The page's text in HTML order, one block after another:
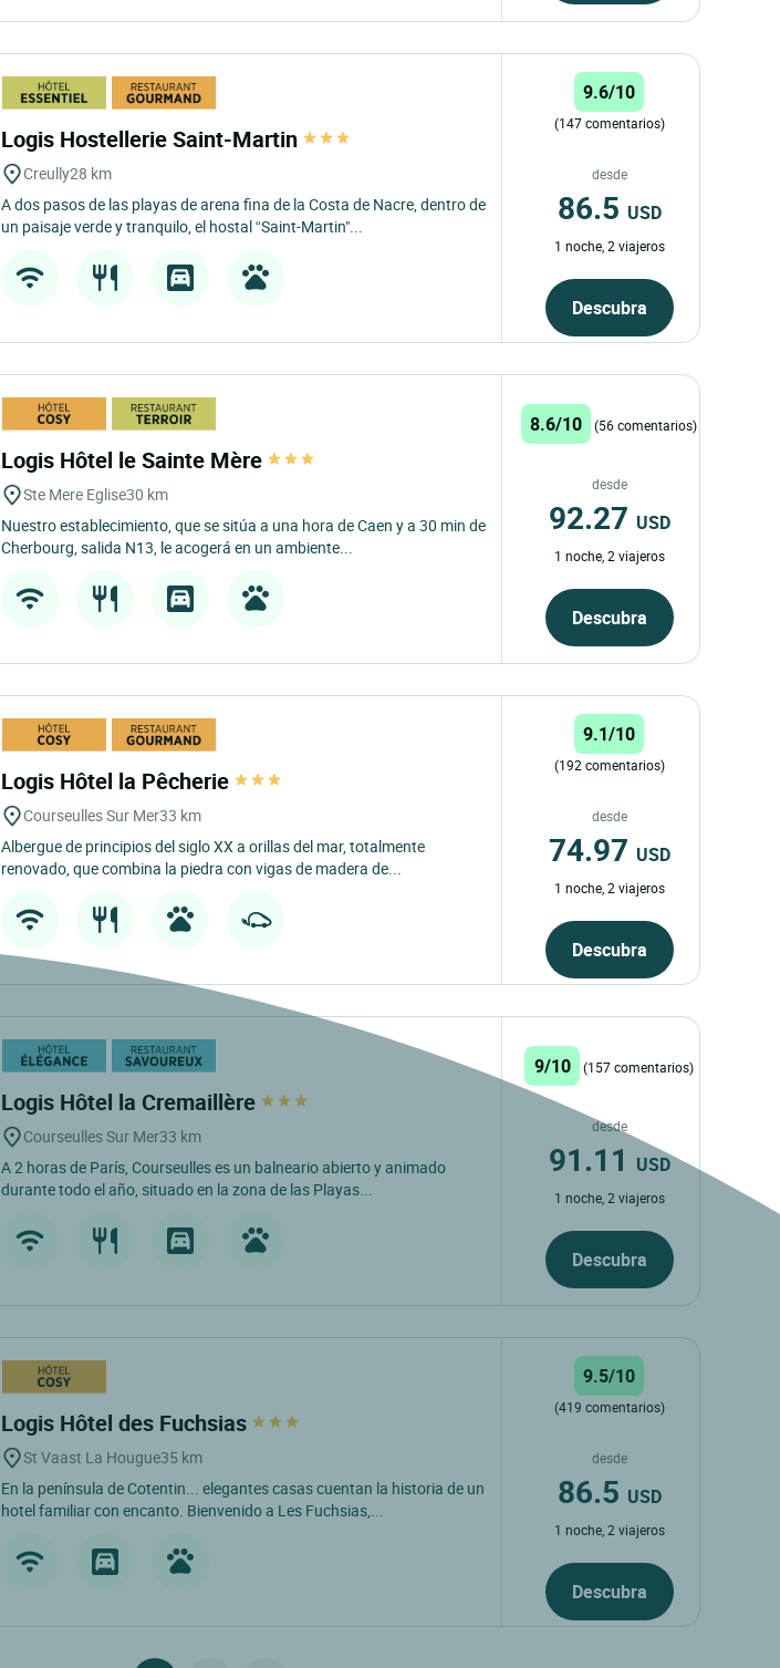
Logis Hostellerie Saint-Martin
Creully28 km
A dos pasos de las playas de arena fina de la Costa de Nacre, dentro de
un paisaje verde y tranquilo, el hostal “Saint-Martin"...
9.6/10
(147 comentarios)
desde
86.5 USD
1 noche, 2 viajeros
Descubra
Logis Hôtel le Sainte Mère
Ste Mere Eglise30 km
Nuestro establecimiento, que se sitúa a una hora de Caen y a 30 min de
Cherbourg, salida N13, le acogerá en un ambiente...
8.6/10 (56 comentarios)
desde
92.27 USD
1 noche, 2 viajeros
Descubra
Logis Hôtel la Pêcherie
Courseulles Sur Mer33 km
Albergue de principios del siglo XX a orillas del mar, totalmente
renovado, que combina la piedra con vigas de madera de...
9.1/10
(192 comentarios)
desde
74.97 USD
1 noche, 2 viajeros
Descubra
Logis Hôtel la Cremaillère
Courseulles Sur Mer33 km
A 2 horas de París, Courseulles es un balneario abierto y animado
durante todo el año, situado en la zona de las Playas...
9/10 (157 comentarios)
desde
91.11 USD
1 noche, 2 viajeros
Descubra
Logis Hôtel des Fuchsias
St Vaast La Hougue35 km
En la península de Cotentin... elegantes casas cuentan la historia de un
hotel familiar con encanto. Bienvenido a Les Fuchsias,...
9.5/10
(419 comentarios)
desde
86.5 USD
1 noche, 2 viajeros
Descubra